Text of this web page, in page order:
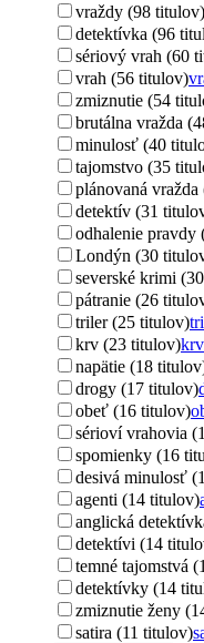
vraždy (98 titulov)
detektívka (96
sériový vrah (60
vrah (56 titulov)
zmiznutie (54
brutálna vražda
minulosť (40
tajomstvo (35
plánovaná
detektív (31
odhalenie pravdy
Londýn (30
severské krimi
pátranie (26
triler (25 titulov)
krv (23 titulov)krv
napätie (18
drogy (17 titulov)
obeť (16 titulov)
sérioví vrahovia
spomienky (16
desivá minulosť
agenti (14 titulov)
anglická
detektívi (14
temné tajomstvá
detektívky (14
zmiznutie ženy
satira (11 titulov)